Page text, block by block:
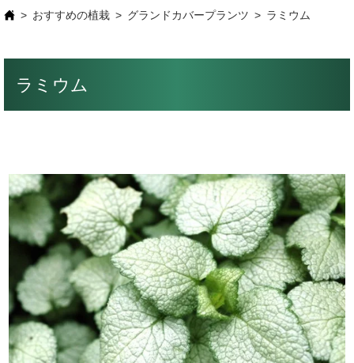
おすすめの植栽 グランドカバープランツ ラミウム
ラミウム